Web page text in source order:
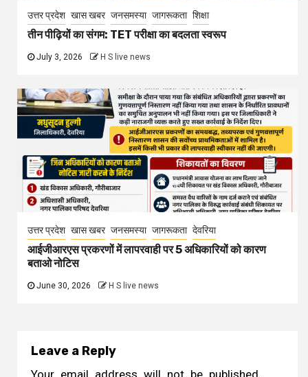
उत्तर प्रदेश खास खबर जनसमस्या जागरूकता शिक्षा
तीन पीढ़ियों का संगम: TET परीक्षा का बदलता स्वरूप
July 3, 2026 H S live news
उत्तर प्रदेश खास खबर जनसमस्या जागरूकता देवरिया
आईजीआरएस प्रकरणों में लापरवाही पर 5 अधिकारियों को कारण
बताओ नोटिस
June 30, 2026 H S live news
Leave a Reply